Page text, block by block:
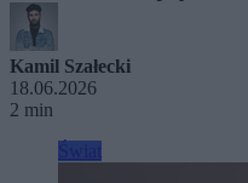
Kamil Szałecki
18.06.2026
2 min